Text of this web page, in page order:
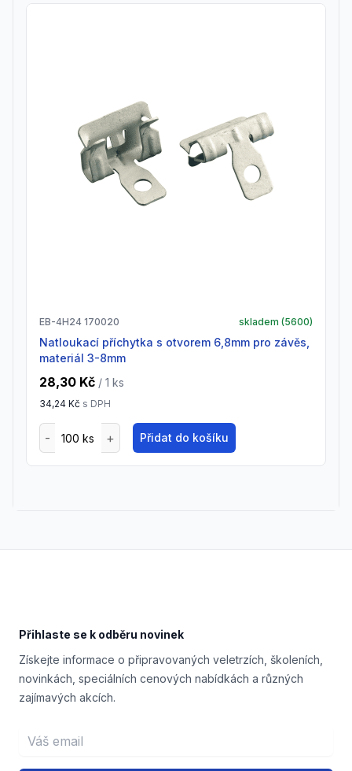
EB-4H24 170020 skladem (5600)
natloukací příchytka s otvorem 6,8mm pro závěs,
materiál 3-8mm
28,30 Kč / 1 ks
34,24 Kč s DPH
Přidat do košíku
Přihlaste se k odběru novinek
Získejte informace o připravovaných veletrzích, školeních,
novinkách, speciálních cenových nabídkách a různých
zajímavých akcích.
Email address